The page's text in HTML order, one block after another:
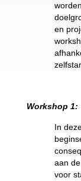
en
Workshop 1:
In
aan
voor